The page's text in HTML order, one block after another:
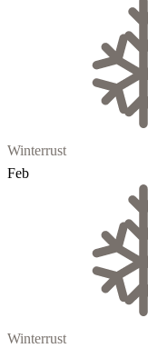
Winterrust
Feb
Winterrust